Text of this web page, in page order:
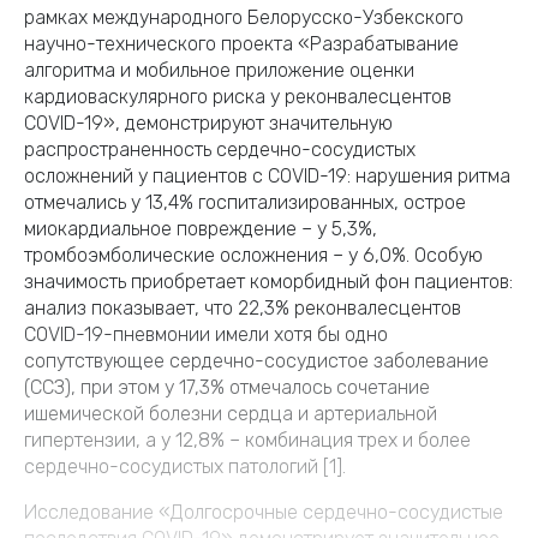
рамках международного Белорусско-Узбекского
научно-технического проекта «Разрабатывание
алгоритма и мобильное приложение оценки
кардиоваскулярного риска у реконвалесцентов
COVID-19», демонстрируют значительную
распространенность сердечно-сосудистых
осложнений у пациентов с COVID-19: нарушения ритма
отмечались у 13,4% госпитализированных, острое
миокардиальное повреждение – у 5,3%,
тромбоэмболические осложнения – у 6,0%. Особую
значимость приобретает коморбидный фон пациентов:
анализ показывает, что 22,3% реконвалесцентов
COVID-19-пневмонии имели хотя бы одно
сопутствующее сердечно-сосудистое заболевание
(ССЗ), при этом у 17,3% отмечалось сочетание
ишемической болезни сердца и артериальной
гипертензии, а у 12,8% – комбинация трех и более
сердечно-сосудистых патологий [1].
Исследование «Долгосрочные сердечно-сосудистые